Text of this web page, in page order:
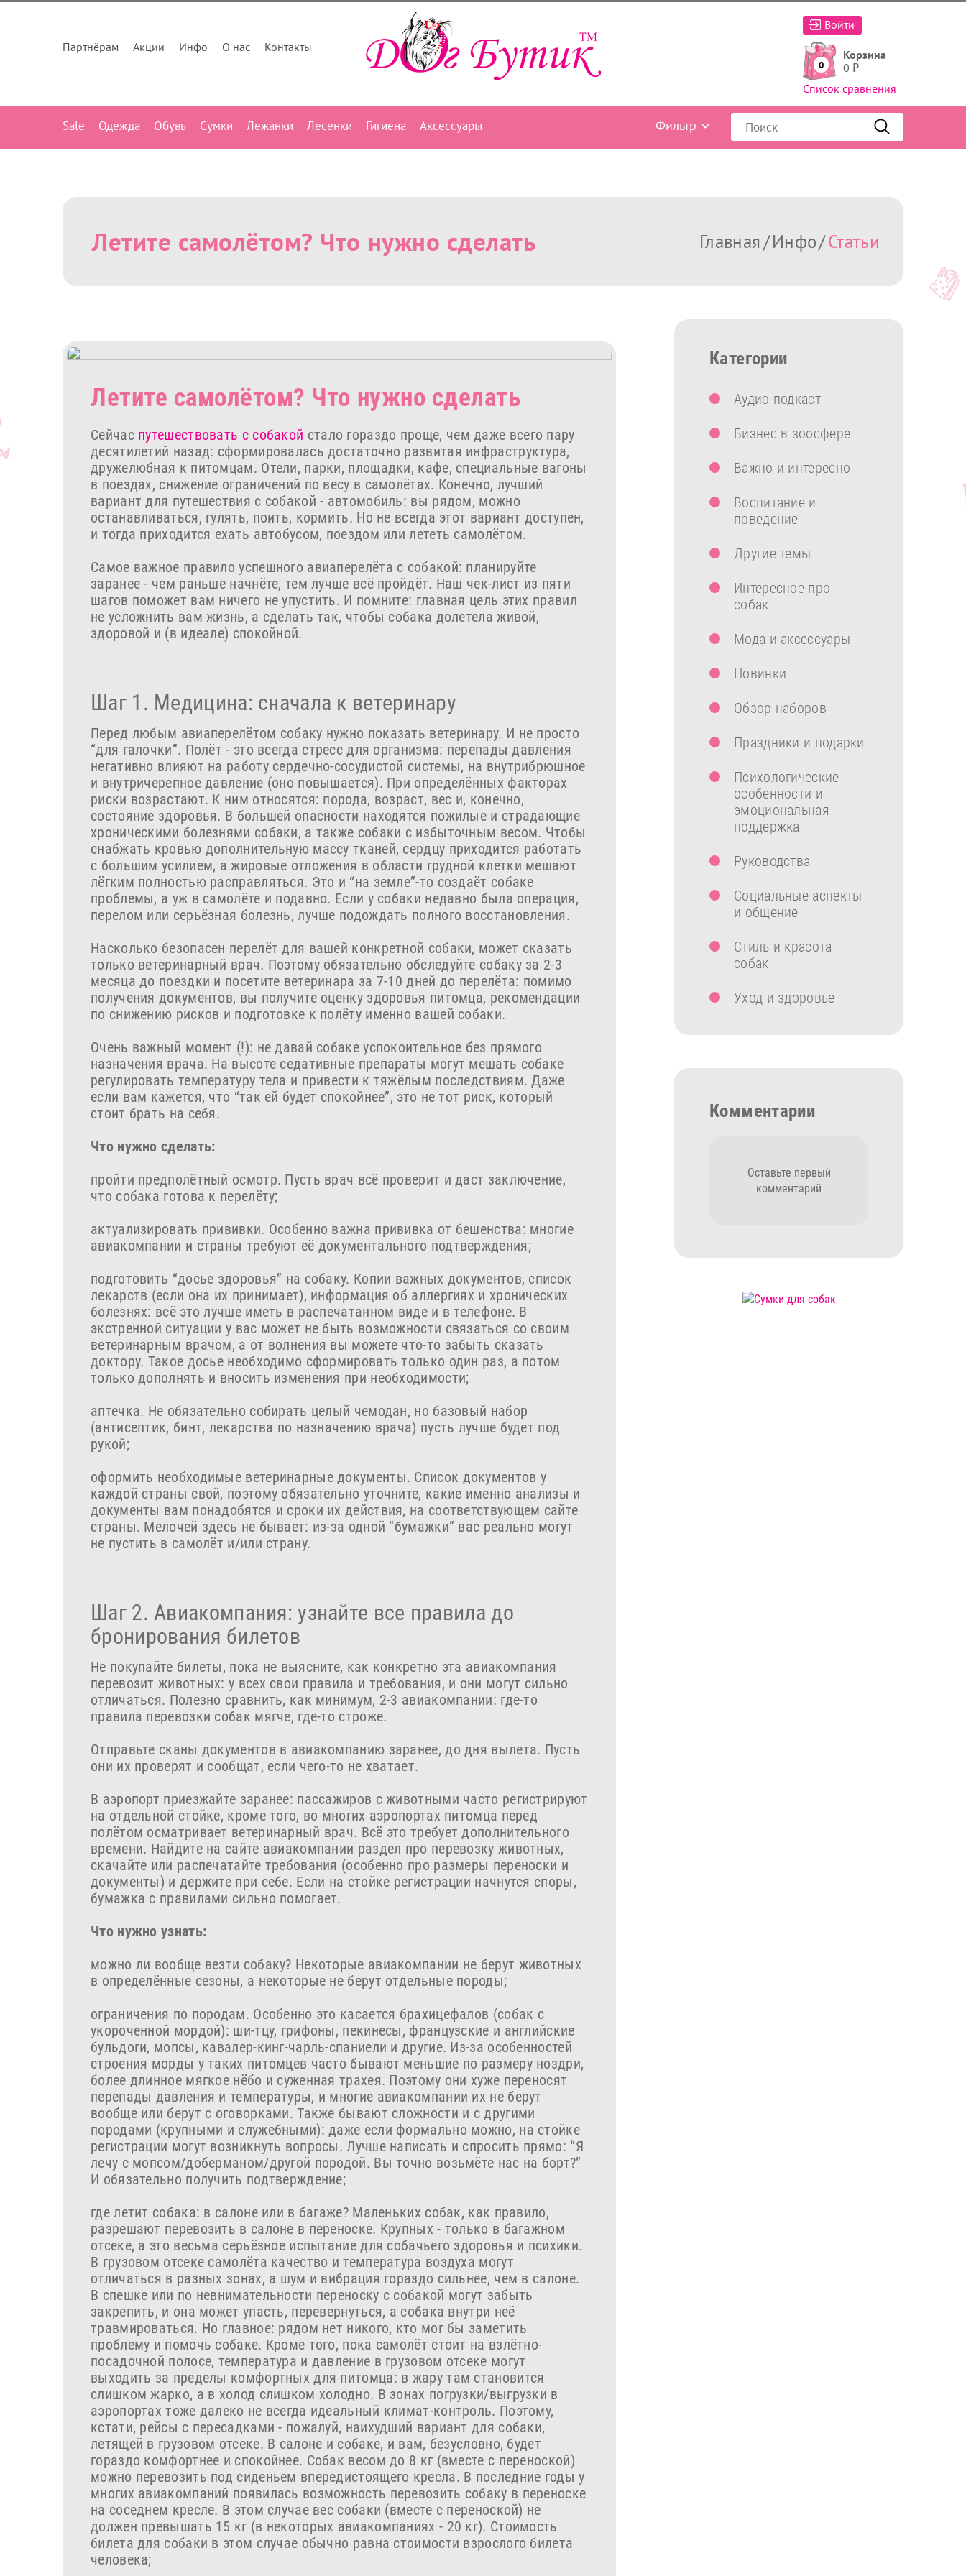
Партнёрам Акции Инфо О нас Контакты
Войти
0
Корзина
0 ₽
Список сравнения
Sale Одежда Обувь Сумки Лежанки Лесенки Гигиена Аксессуары Фильтр
Летите самолётом? Что нужно сделать Главная Инфо Статьи
Летите самолётом? Что нужно сделать
Сейчас путешествовать с собакой стало гораздо проще, чем даже всего пару
десятилетий назад: сформировалась достаточно развитая инфраструктура,
дружелюбная к питомцам. Отели, парки, площадки, кафе, специальные вагоны
в поездах, снижение ограничений по весу в самолётах. Конечно, лучший
вариант для путешествия с собакой - автомобиль: вы рядом, можно
останавливаться, гулять, поить, кормить. Но не всегда этот вариант доступен,
и тогда приходится ехать автобусом, поездом или лететь самолётом.
Самое важное правило успешного авиаперелёта с собакой: планируйте
заранее - чем раньше начнёте, тем лучше всё пройдёт. Наш чек-лист из пяти
шагов поможет вам ничего не упустить. И помните: главная цель этих правил
не усложнить вам жизнь, а сделать так, чтобы собака долетела живой,
здоровой и (в идеале) спокойной.
Шаг 1. Медицина: сначала к ветеринару
Перед любым авиаперелётом собаку нужно показать ветеринару. И не просто
“для галочки”. Полёт - это всегда стресс для организма: перепады давления
негативно влияют на работу сердечно-сосудистой системы, на внутрибрюшное
и внутричерепное давление (оно повышается). При определённых факторах
риски возрастают. К ним относятся: порода, возраст, вес и, конечно,
состояние здоровья. В большей опасности находятся пожилые и страдающие
хроническими болезнями собаки, а также собаки с избыточным весом. Чтобы
снабжать кровью дополнительную массу тканей, сердцу приходится работать
с большим усилием, а жировые отложения в области грудной клетки мешают
лёгким полностью расправляться. Это и “на земле”-то создаёт собаке
проблемы, а уж в самолёте и подавно. Если у собаки недавно была операция,
перелом или серьёзная болезнь, лучше подождать полного восстановления.
Насколько безопасен перелёт для вашей конкретной собаки, может сказать
только ветеринарный врач. Поэтому обязательно обследуйте собаку за 2-3
месяца до поездки и посетите ветеринара за 7-10 дней до перелёта: помимо
получения документов, вы получите оценку здоровья питомца, рекомендации
по снижению рисков и подготовке к полёту именно вашей собаки.
Очень важный момент (!): не давай собаке успокоительное без прямого
назначения врача. На высоте седативные препараты могут мешать собаке
регулировать температуру тела и привести к тяжёлым последствиям. Даже
если вам кажется, что “так ей будет спокойнее”, это не тот риск, который
стоит брать на себя.
Что нужно сделать:
пройти предполётный осмотр. Пусть врач всё проверит и даст заключение,
что собака готова к перелёту;
актуализировать прививки. Особенно важна прививка от бешенства: многие
авиакомпании и страны требуют её документального подтверждения;
подготовить “досье здоровья” на собаку. Копии важных документов, список
лекарств (если она их принимает), информация об аллергиях и хронических
болезнях: всё это лучше иметь в распечатанном виде и в телефоне. В
экстренной ситуации у вас может не быть возможности связаться со своим
ветеринарным врачом, а от волнения вы можете что-то забыть сказать
доктору. Такое досье необходимо сформировать только один раз, а потом
только дополнять и вносить изменения при необходимости;
аптечка. Не обязательно собирать целый чемодан, но базовый набор
(антисептик, бинт, лекарства по назначению врача) пусть лучше будет под
рукой;
оформить необходимые ветеринарные документы. Список документов у
каждой страны свой, поэтому обязательно уточните, какие именно анализы и
документы вам понадобятся и сроки их действия, на соответствующем сайте
страны. Мелочей здесь не бывает: из-за одной “бумажки” вас реально могут
не пустить в самолёт и/или страну.
Шаг 2. Авиакомпания: узнайте все правила до
бронирования билетов
Не покупайте билеты, пока не выясните, как конкретно эта авиакомпания
перевозит животных: у всех свои правила и требования, и они могут сильно
отличаться. Полезно сравнить, как минимум, 2-3 авиакомпании: где-то
правила перевозки собак мягче, где-то строже.
Отправьте сканы документов в авиакомпанию заранее, до дня вылета. Пусть
они их проверят и сообщат, если чего‑то не хватает.
В аэропорт приезжайте заранее: пассажиров с животными часто регистрируют
на отдельной стойке, кроме того, во многих аэропортах питомца перед
полётом осматривает ветеринарный врач. Всё это требует дополнительного
времени. Найдите на сайте авиакомпании раздел про перевозку животных,
скачайте или распечатайте требования (особенно про размеры переноски и
документы) и держите при себе. Если на стойке регистрации начнутся споры,
бумажка с правилами сильно помогает.
Что нужно узнать:
можно ли вообще везти собаку? Некоторые авиакомпании не берут животных
в определённые сезоны, а некоторые не берут отдельные породы;
ограничения по породам. Особенно это касается брахицефалов (собак с
укороченной мордой): ши-тцу, грифоны, пекинесы, французские и английские
бульдоги, мопсы, кавалер-кинг-чарль-спаниели и другие. Из-за особенностей
строения морды у таких питомцев часто бывают меньшие по размеру ноздри,
более длинное мягкое нёбо и суженная трахея. Поэтому они хуже переносят
перепады давления и температуры, и многие авиакомпании их не берут
вообще или берут с оговорками. Также бывают сложности и с другими
породами (крупными и служебными): даже если формально можно, на стойке
регистрации могут возникнуть вопросы. Лучше написать и спросить прямо: “Я
лечу с мопсом/доберманом/другой породой. Вы точно возьмёте нас на борт?”
И обязательно получить подтверждение;
где летит собака: в салоне или в багаже? Маленьких собак, как правило,
разрешают перевозить в салоне в переноске. Крупных - только в багажном
отсеке, а это весьма серьёзное испытание для собачьего здоровья и психики.
В грузовом отсеке самолёта качество и температура воздуха могут
отличаться в разных зонах, а шум и вибрация гораздо сильнее, чем в салоне.
В спешке или по невнимательности переноску с собакой могут забыть
закрепить, и она может упасть, перевернуться, а собака внутри неё
травмироваться. Но главное: рядом нет никого, кто мог бы заметить
проблему и помочь собаке. Кроме того, пока самолёт стоит на взлётно-
посадочной полосе, температура и давление в грузовом отсеке могут
выходить за пределы комфортных для питомца: в жару там становится
слишком жарко, а в холод слишком холодно. В зонах погрузки/выгрузки в
аэропортах тоже далеко не всегда идеальный климат-контроль. Поэтому,
кстати, рейсы с пересадками - пожалуй, наихудший вариант для собаки,
летящей в грузовом отсеке. В салоне и собаке, и вам, безусловно, будет
гораздо комфортнее и спокойнее. Собак весом до 8 кг (вместе с переноской)
можно перевозить под сиденьем впередистоящего кресла. В последние годы у
многих авиакомпаний появилась возможность перевозить собаку в переноске
на соседнем кресле. В этом случае вес собаки (вместе с переноской) не
должен превышать 15 кг (в некоторых авиакомпаниях - 20 кг). Стоимость
билета для собаки в этом случае обычно равна стоимости взрослого билета
человека;
Категории
Аудио подкаст
Бизнес в зоосфере
Важно и интересно
Воспитание и
поведение
Другие темы
Интересное про
собак
Мода и аксессуары
Новинки
Обзор наборов
Праздники и подарки
Психологические
особенности и
эмоциональная
поддержка
Руководства
Социальные аспекты
и общение
Стиль и красота
собак
Уход и здоровье
Комментарии
Оставьте первый
комментарий